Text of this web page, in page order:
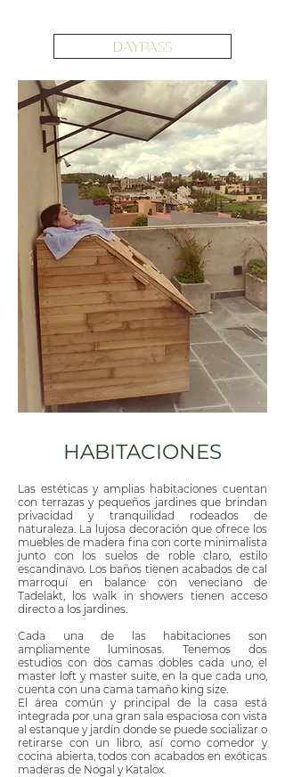
HABITACIONES
Las estéticas y amplias habitaciones cuentan
con terrazas y pequeños jardines que brindan
privacidad y tranquilidad rodeados de
naturaleza. La lujosa decoración que ofrece los
muebles de madera fina con corte minimalista
junto con los suelos de roble claro, estilo
escandinavo. Los baños tienen acabados de cal
marroquí en balance con veneciano de
Tadelakt, los walk in showers tienen acceso
directo a los jardines.
Cada una de las habitaciones son
ampliamente luminosas. Tenemos dos
estudios con dos camas dobles cada uno, el
master loft y master suite, en la que cada uno,
cuenta con una cama tamaño king size.
El área común y principal de la casa está
integrada por una gran sala espaciosa con vista
al estanque y jardín donde se puede socializar o
retirarse con un libro, así como comedor y
cocina abierta, todos con acabados en exóticas
maderas de Nogal y Katalox.
DAYPASS